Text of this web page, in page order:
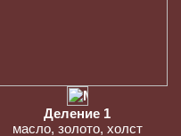
Деление 1
масло, золото, холст